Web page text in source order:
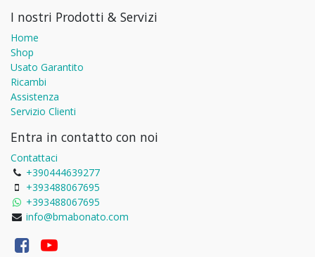
I nostri Prodotti & Servizi
Home
Shop
Usato Garantito
Ricambi
Assistenza
Servizio Clienti
Entra in contatto con noi
Contattaci
+390444639277
+393488067695
+393488067695
info@bmabonato.com